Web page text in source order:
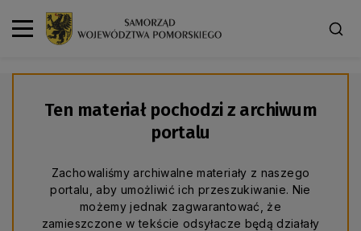
Ten materiał pochodzi z archiwum
portalu
Zachowaliśmy archiwalne materiały z naszego
portalu, aby umożliwić ich przeszukiwanie. Nie
możemy jednak zagwarantować, że
zamieszczone w tekście odsyłacze będą działały